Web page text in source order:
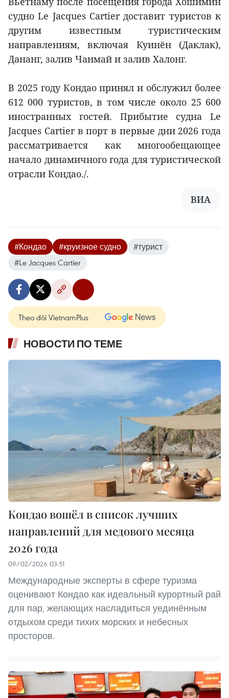
судно Le Jacques Cartier доставит туристов к
другим известным туристическим
направлениям, включая Куинён (Даклак),
Дананг, залив Чанмай и залив Халонг.
В 2025 году Кондао принял и обслужил более
612 000 туристов, в том числе около 25 600
иностранных гостей. Прибытие судна Le
Jacques Cartier в порт в первые дни 2026 года
рассматривается как многообещающее
начало динамичного года для туристической
отрасли Кондао./.
ВИА
#Кондао #круизное судно
#турист
#Le Jacques Cartier
Theo dõi VietnamPlus
НОВОСТИ ПО ТЕМЕ
Кондао вошёл в список лучших
направлений для медового месяца
2026 года
09/02/2026 03:51
Международные эксперты в сфере туризма
оценивают Кондао как идеальный курортный рай
для пар, желающих насладиться уединённым
отдыхом среди тихих морских и небесных
просторов.